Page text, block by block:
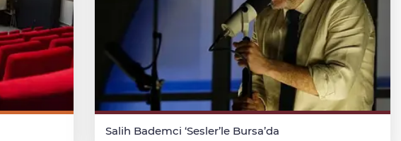
Salih Bademci ‘Sesler’le Bursa’da